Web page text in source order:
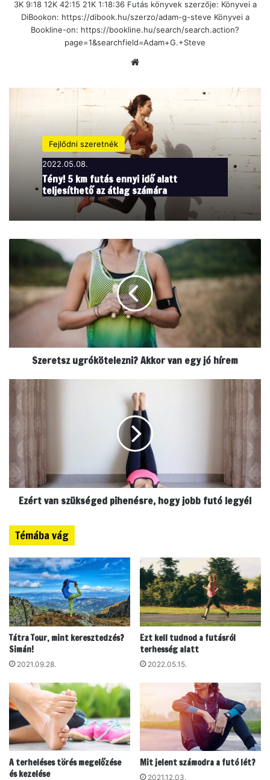
3K 9:18 12K 42:15 21K 1:18:36 Futás könyvek szerzője: Könyvei a
DiBookon: https://dibook.hu/szerzo/adam-g-steve Könyvei a
Bookline-on: https://bookline.hu/search/search.action?
page=1&searchfield=Adam+G.+Steve
Fejlődni szeretnék
2022.05.08.
Tény! 5 km futás ennyi idő alatt
teljesíthető az átlag számára
r
s
u
ó
e
z
n
A
o
r
v
a
n
e
g
y
j
h
í
r
e
m
Szeretsz ugrókötelezni? Akkor van egy jó hírem
E
s
k
g
d
p
i
h
e
n
é
r
e
h
o
g
y
Ezért van szükséged pihenésre, hogy jobb futó legyél
Témába vág
Tátra Tour, mint keresztedzés?
Simán!
2021.09.28.
Ezt kell tudnod a futásról
terhesség alatt
2022.05.15.
A terheléses törés megelőzése
és kezelése
Mit jelent számodra a futó lét?
2021.12.03.